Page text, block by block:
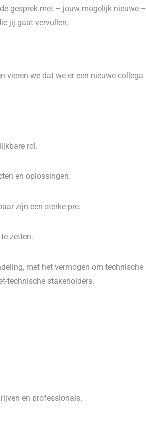
gesprek met – jouw mogelijk nieuwe –
jij gaat vervullen.
we dat we er een nieuwe collega
rol.
en oplossingen.
zijn een sterke pre.
zetten.
met het vermogen om technische
technische stakeholders.
en professionals.